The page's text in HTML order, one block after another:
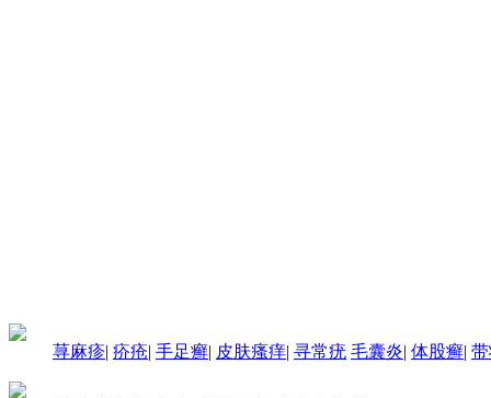
荨麻疹| 疥疮| 手足癣| 皮肤瘙痒| 寻常疣 毛囊炎| 体股癣|